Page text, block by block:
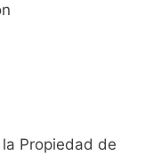
Propiedad de